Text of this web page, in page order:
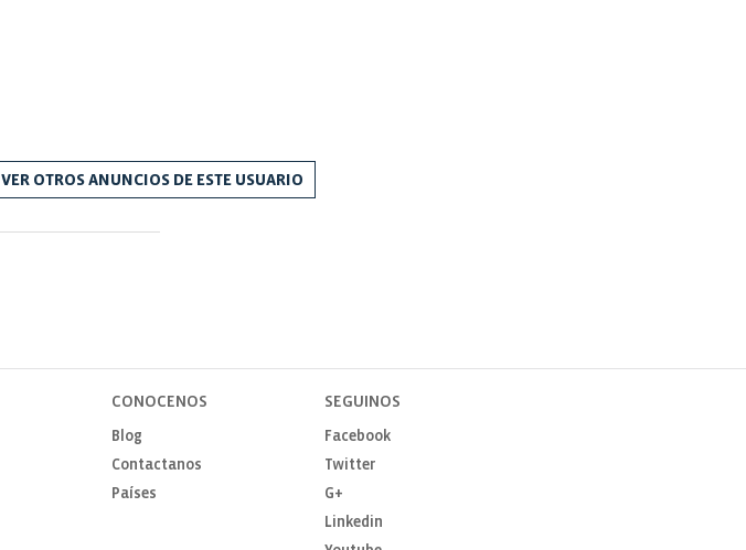
VER OTROS ANUNCIOS DE ESTE USUARIO
CONOCENOS
Blog
Contactanos
Países
SEGUINOS
Facebook
Twitter
G+
Linkedin